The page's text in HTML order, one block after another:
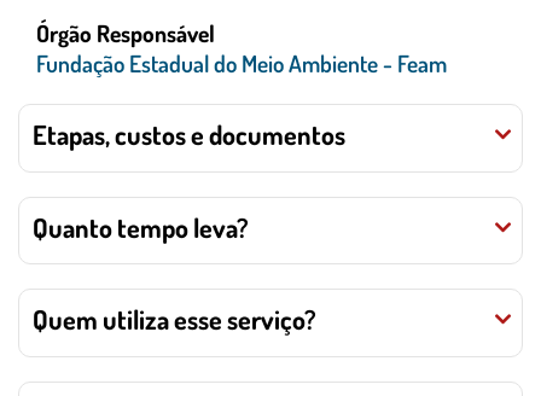
Órgão Responsável
Fundação Estadual do Meio Ambiente - Feam
Etapas, custos e documentos
Quanto tempo leva?
Quem utiliza esse serviço?